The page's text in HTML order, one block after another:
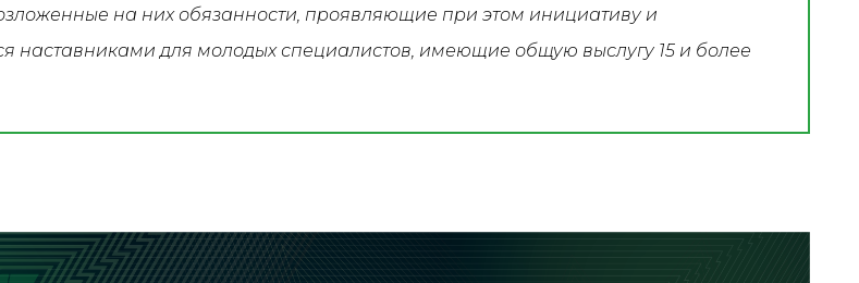
на них обязанности, проявляющие при этом инициативу и
наставниками для молодых специалистов, имеющие общую выслугу 15 и более